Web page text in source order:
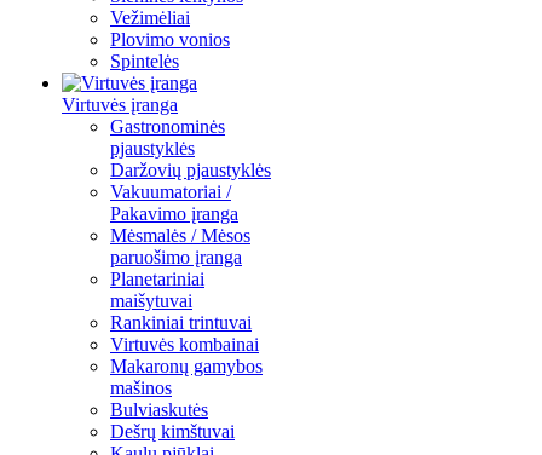
Vežimėliai
Plovimo vonios
Spintelės
Virtuvės įranga
Gastronominės
pjaustyklės
Daržovių pjaustyklės
Vakuumatoriai /
Pakavimo įranga
Mėsmalės / Mėsos
paruošimo įranga
Planetariniai
maišytuvai
Rankiniai trintuvai
Virtuvės kombainai
Makaronų gamybos
mašinos
Bulviaskutės
Dešrų kimštuvai